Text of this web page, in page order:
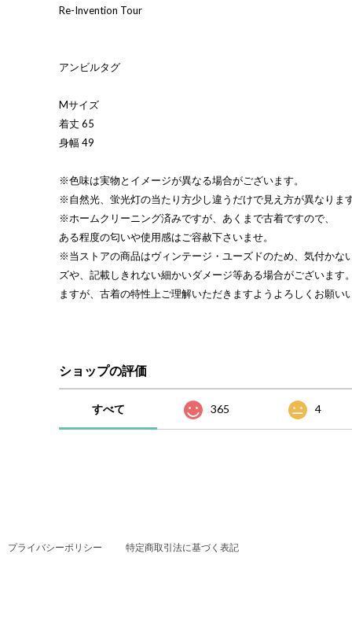
Re-Invention Tour
アンビルタグ
Mサイズ
着丈 65
身幅 49
※色味は実物とイメージが異なる場合がございます。
※自然光、蛍光灯の当たり方少し違うだけで見え方が異なりま
※ホームクリーニング済みですが、あくまで古着ですので、
ある程度の匂いや使用感はご容赦下さいませ。
※当ストアの商品はヴィンテージ・ユーズドのため、気付かな
ズや、記載しきれない細かいダメージ等ある場合がございます
ますが、古着の特性上ご理解いただきますようよろしくお願い
ショップの評価
すべて 365 4
プライバシーポリシー 特定商取引法に基づく表記